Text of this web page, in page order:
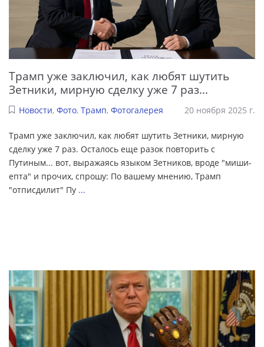
Трамп уже заключил, как любят шутить
Зетники, мирную сделку уже 7 раз...
Новости, Фото, Трамп, Фотогалерея 20 ноября 2025 г.
Трамп уже заключил, как любят шутить Зетники, мирную
сделку уже 7 раз. Осталось еще разок повторить с
Путиным... вот, выражаясь языком Зетников, вроде "миши-
епта" и прочих, спрошу: По вашему мнению, Трамп
"отписдилит" Пу ...